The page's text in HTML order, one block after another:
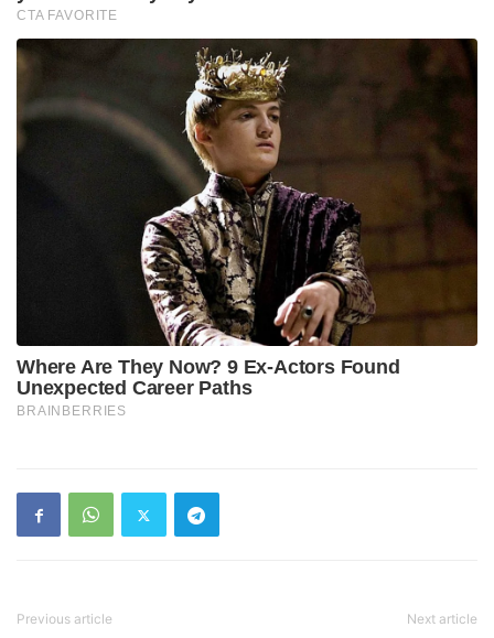
Previous article Next article